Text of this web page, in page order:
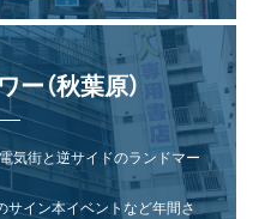
（秋葉原）
気街と逆サイドのランドマー
サイン本イベントなど年間さ